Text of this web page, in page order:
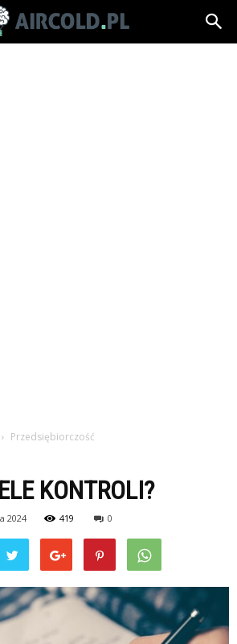
Przedsiębiorczość
KONTROLI?
2024 419 0